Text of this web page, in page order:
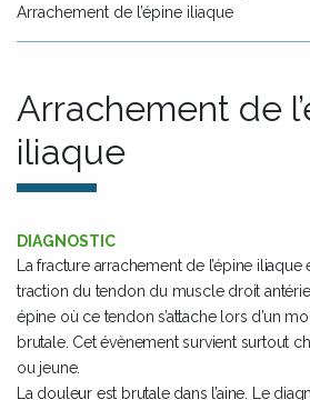
Arrachement de l’épine iliaque
Arrachement de
iliaque
DIAGNOSTIC
La fracture arrachement de l’épine
traction du tendon du muscle droit
épine où ce tendon s’attache lors d’un
brutale. Cet évènement survient surtout
ou jeune.
La douleur est brutale dans l’aine. Le